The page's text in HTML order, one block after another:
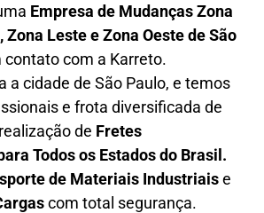
Empresa de Mudanças Zona
Zona Leste e Zona Oeste de São
contato com a Karreto.
a cidade de São Paulo, e temos
e frota diversificada de
de Fretes
Todos os Estados do Brasil.
de Materiais Industriaise
com total segurança.